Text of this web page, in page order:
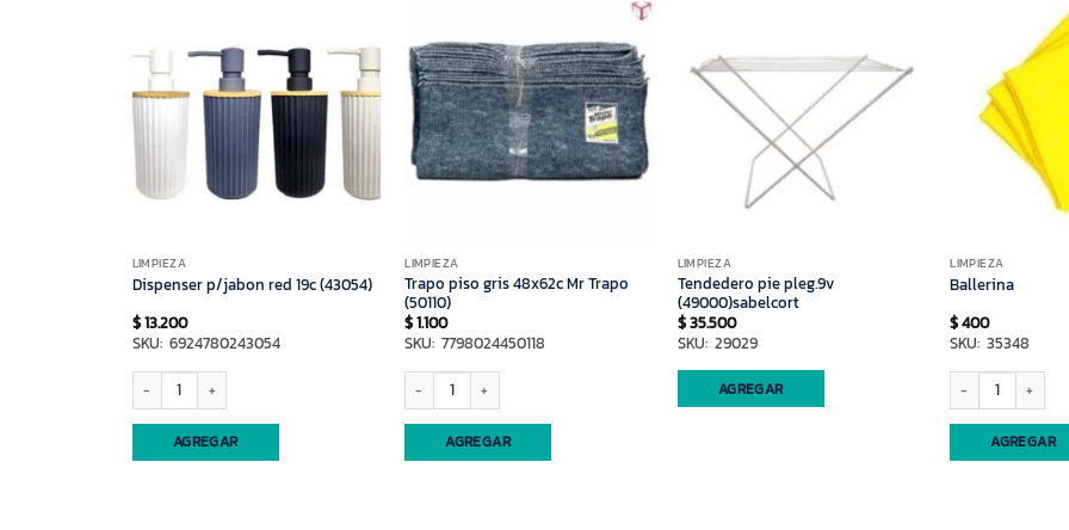
LIMPIEZA
Dispenser p/jabon red 19c (43054)
$13.200
SKU: 6924780243054
Dispenser p/jabon red 19c (43054) cantidad
AGREGAR
LIMPIEZA
Trapo piso gris 48x62c Mr Trapo
(50110)
$1.100
SKU: 7798024450118
Trapo piso gris 48x62c Mr Trapo (50110) cantidad
AGREGAR
LIMPIEZA
Tendedero pie pleg.9v
(49000)sabelcort
$35.500
SKU: 29029
AGREGAR
LIMPIEZA
Ballerina
$400
SKU: 35348
Ballerina cantidad
AGREGAR